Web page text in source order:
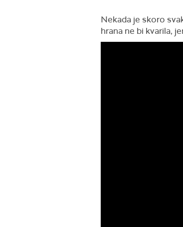
Nekada je skoro
hrana ne bi kvarila,